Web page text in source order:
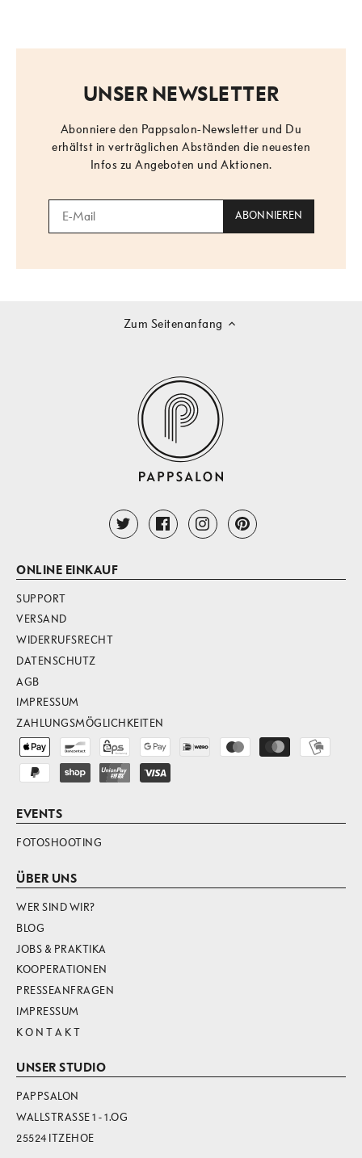
UNSER NEWSLETTER
Abonniere den Pappsalon-Newsletter und Du
erhältst in verträglichen Abständen die neuesten
Infos zu Angeboten und Aktionen.
Zum Seitenanfang
ONLINE EINKAUF
SUPPORT
VERSAND
WIDERRUFSRECHT
DATENSCHUTZ
AGB
IMPRESSUM
ZAHLUNGSMÖGLICHKEITEN
EVENTS
FOTOSHOOTING
ÜBER UNS
WER SIND WIR?
BLOG
JOBS & PRAKTIKA
KOOPERATIONEN
PRESSEANFRAGEN
IMPRESSUM
K O N T A K T
UNSER STUDIO
PAPPSALON
WALLSTRASSE 1 - 1.OG
25524 ITZEHOE